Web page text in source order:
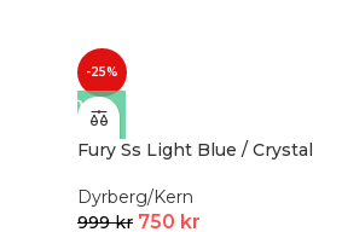
-25%
Fury Ss Light Blue / Crystal
Dyrberg/Kern
999kr 750 kr